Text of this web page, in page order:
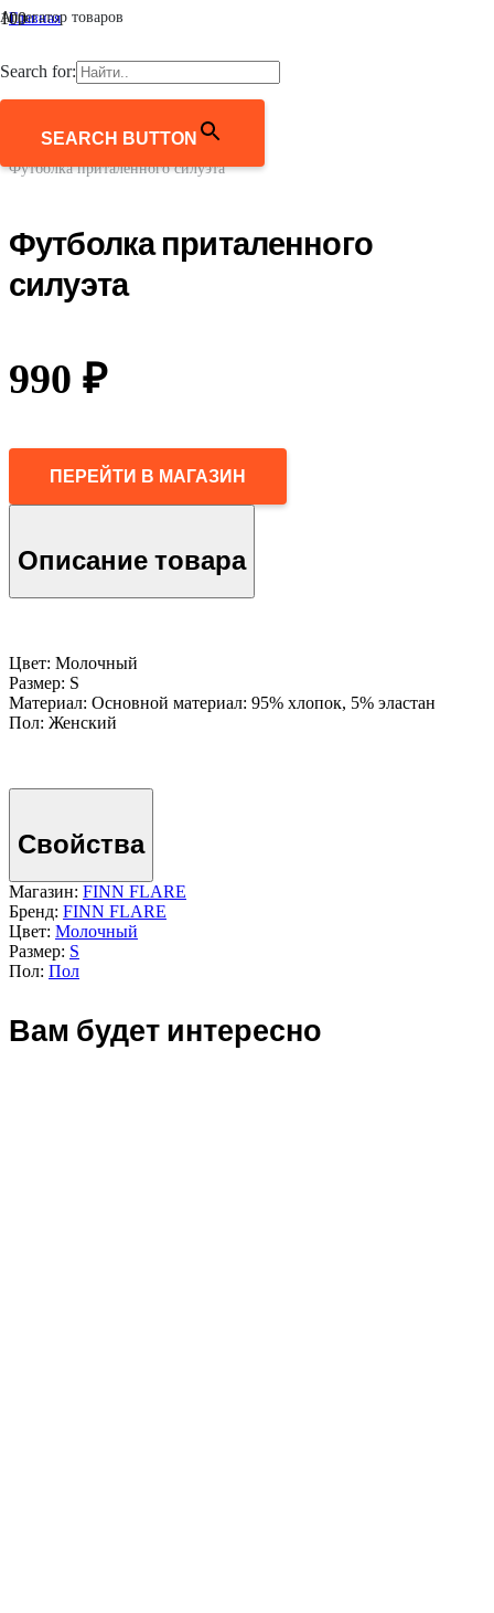
Агрегатор товаров
Search for:
SEARCH BUTTON
Главная
/
Футболки и лонгсливы
Футболка приталенного силуэта
Футболка приталенного
силуэта
990 ₽
ПЕРЕЙТИ В МАГАЗИН
Описание товара
Цвет: Молочный
Размер: S
Материал: Основной материал: 95% хлопок, 5% эластан
Пол: Женский
Свойства
Магазин: FINN FLARE
Бренд: FINN FLARE
Цвет: Молочный
Размер: S
Пол: Пол
Вам будет интересно